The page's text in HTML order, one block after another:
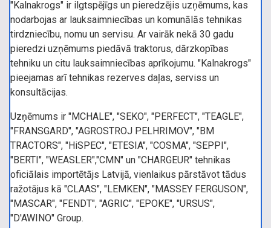
"Kalnakrogs" ir ilgtspējīgs un pieredzējis uzņēmums, kas
nodarbojas ar lauksaimniecības un komunālās tehnikas
tirdzniecību, nomu un servisu. Ar vairāk nekā 30 gadu
pieredzi uzņēmums piedāvā traktorus, dārzkopības
tehniku un citu lauksaimniecības aprīkojumu. "Kalnakrogs"
pieejamas arī tehnikas rezerves daļas, serviss un
konsultācijas.
Uzņēmums ir "MCHALE", "SEKO", "PERFECT", "TEAGLE",
"FRANSGARD", "AGROSTROJ PELHRIMOV", "BM
TRACTORS", "HiSPEC", "ETESIA", "COSMA", "SEPPI",
"BERTI", "WEASLER","CMN" un "CHARGEUR" tehnikas
oficiālais importētājs Latvijā, vienlaikus pārstāvot tādus
ražotājus kā "CLAAS", "LEMKEN", "MASSEY FERGUSON",
"MASCAR", "FENDT", "AGRIC", "EPOKE", "URSUS",
"D'AWINO" Group.